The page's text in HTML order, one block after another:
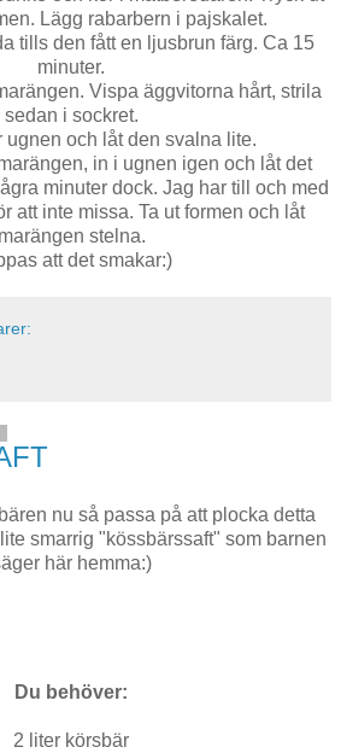
Lägg rabarbern i pajskalet.
tills den fått en ljusbrun färg. Ca 15
minuter.
Vispa äggvitorna hårt, strila
sedan i sockret.
ugnen och låt den svalna lite.
in i ugnen igen och låt det
minuter dock. Jag har till och med
att inte missa. Ta ut formen och låt
marängen stelna.
att det smakar:)
nu så passa på att plocka detta
smarrig "kössbärssaft" som barnen
här hemma:)
Du behöver:
2 liter körsbär